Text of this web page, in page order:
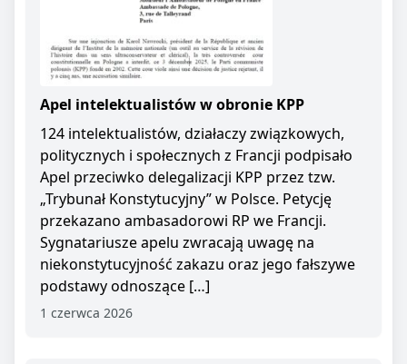
Apel intelektualistów w obronie KPP
124 intelektualistów, działaczy związkowych,
politycznych i społecznych z Francji podpisało
Apel przeciwko delegalizacji KPP przez tzw.
„Trybunał Konstytucyjny” w Polsce. Petycję
przekazano ambasadorowi RP we Francji.
Sygnatariusze apelu zwracają uwagę na
niekonstytucyjność zakazu oraz jego fałszywe
podstawy odnoszące […]
1 czerwca 2026